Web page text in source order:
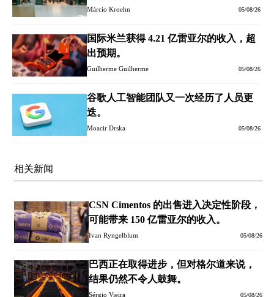
Márcio Kroehn 05/08/26
国际米兰获得 4.21 亿雷亚尔的收入，超
出预期。
Guilherme Guilherme 05/08/26
谷歌人工智能团队又一次经历了人员更
迭。
Moacir Drska 05/08/26
相关新闻
CSN Cimentos 的出售进入决定性阶段，
可能带来 150 亿雷亚尔的收入。
Ivan Ryngelblum 05/08/26
巴西正在取得进步，但对格尔道来说，
结果仍然不令人鼓舞。
Sérgio Vieira 05/08/26